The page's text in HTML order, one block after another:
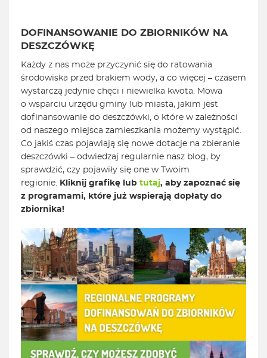
DOFINANSOWANIE DO ZBIORNIKÓW NA
DESZCZÓWKĘ
Każdy z nas może przyczynić się do ratowania
środowiska przed brakiem wody, a co więcej – czasem
wystarczą jedynie chęci i niewielka kwota. Mowa
o wsparciu urzędu gminy lub miasta, jakim jest
dofinansowanie do deszczówki, o które w zależności
od naszego miejsca zamieszkania możemy wystąpić.
Co jakiś czas pojawiają się nowe dotacje na zbieranie
deszczówki – odwiedzaj regularnie nasz blog, by
sprawdzić, czy pojawiły się one w Twoim
regionie. Kliknij grafikę lub tutaj, aby zapoznać się
z programami, które już wspierają dopłaty do
zbiornika!